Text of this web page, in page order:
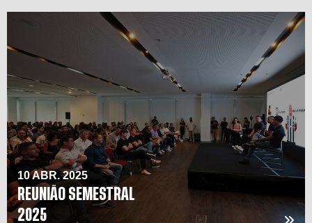
10 ABR. 2025
REUNIÃO SEMESTRAL
2025